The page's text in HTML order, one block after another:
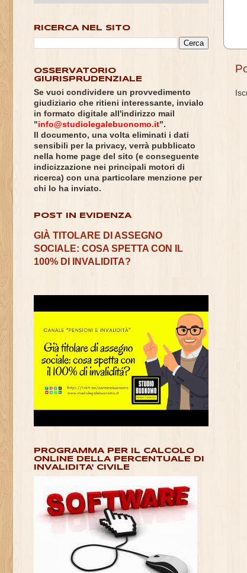
RICERCA NEL SITO
OSSERVATORIO
GIURISPRUDENZIALE
Se vuoi condividere un provvedimento
giudiziario che ritieni interessante, invialo
in formato digitale all'indirizzo mail
"info@studiolegalebuonomo.it".
Il documento, una volta eliminati i dati
sensibili per la privacy, verrà pubblicato
nella home page del sito (e conseguente
indicizzazione nei principali motori di
ricerca) con una particolare menzione per
chi lo ha inviato.
POST IN EVIDENZA
GIÀ TITOLARE DI ASSEGNO
SOCIALE: COSA SPETTA CON IL
100% DI INVALIDITA?
PROGRAMMA PER IL CALCOLO
ONLINE DELLA PERCENTUALE DI
INVALIDITA' CIVILE